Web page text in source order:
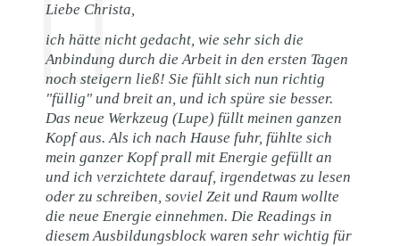
Liebe Christa,
ich hätte nicht gedacht, wie sehr sich die
Anbindung durch die Arbeit in den ersten Tagen
noch steigern ließ! Sie fühlt sich nun richtig
"füllig" und breit an, und ich spüre sie besser.
Das neue Werkzeug (Lupe) füllt meinen ganzen
Kopf aus. Als ich nach Hause fuhr, fühlte sich
mein ganzer Kopf prall mit Energie gefüllt an
und ich verzichtete darauf, irgendetwas zu lesen
oder zu schreiben, soviel Zeit und Raum wollte
die neue Energie einnehmen. Die Readings in
diesem Ausbildungsblock waren sehr wichtig für